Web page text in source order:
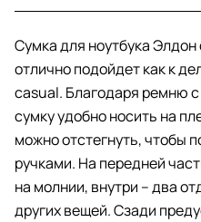
Сумка для ноутбука
отлично подойдет как к
casual. Благодаря ремню
сумку удобно носить на
можно отстегнуть, чтобы
ручками. На передней
на молнии, внутри – два
других вещей. Сзади